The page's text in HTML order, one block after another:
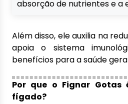
absorção de nutrientes e a
Além disso, ele auxilia na
apoia o sistema
benefícios para a saúde
Por que o Fignar Gotas
fígado?